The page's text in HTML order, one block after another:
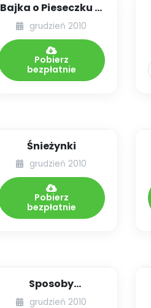
Bajka o Pieseczku (i
o tym, że czasami
trudno być sobą)...
grudzień 2010
Pobierz
bezpłatnie
Śnieżynki
grudzień 2010
Pobierz
bezpłatnie
Sposoby
pojmowania
grudzień 2010